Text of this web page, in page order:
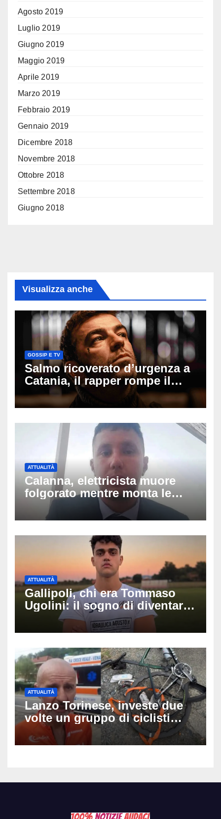
Agosto 2019
Luglio 2019
Giugno 2019
Maggio 2019
Aprile 2019
Marzo 2019
Febbraio 2019
Gennaio 2019
Dicembre 2018
Novembre 2018
Ottobre 2018
Settembre 2018
Giugno 2018
Visualizza anche
GOSSIP E TV
Salmo ricoverato d’urgenza a
Catania, il rapper rompe il
silenzio dopo la notte in
ospedale: come sta e cosa
ATTUALITÀ
Calanna, elettricista muore
folgorato mentre monta le
luminarie della festa: chi era
Fabio Calabrò e cosa è
ATTUALITÀ
Gallipoli, chi era Tommaso
Ugolini: il sogno di diventare
medico e la fascia da
capitano, il dolore di Bologna
ATTUALITÀ
Lanzo Torinese, investe due
volte un gruppo di ciclisti
dopo una lite: arrestato
73enne, il racconto choc di un